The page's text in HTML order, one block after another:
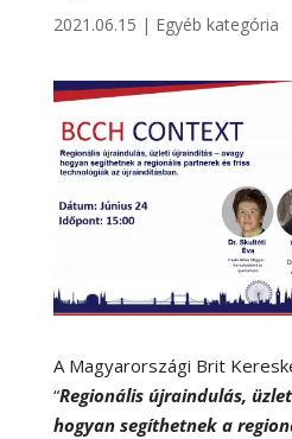
2021.06.15 | Egyéb kategória
A Magyarországi Brit
“Regionális újraindulás,
hogyan segíthetnek a